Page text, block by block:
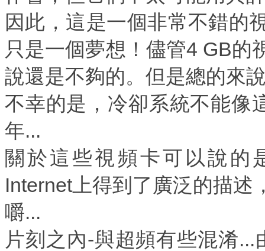
因此，這是一個非常不錯的
只是一個夢想！儘管4 GB的
說還是不夠的。但是總的來
不幸的是，冷卻系統不能像
年...
關於這些視頻卡可以說的
Internet上得到了廣泛的描述
嚼...
片刻之內-與超頻有些混淆